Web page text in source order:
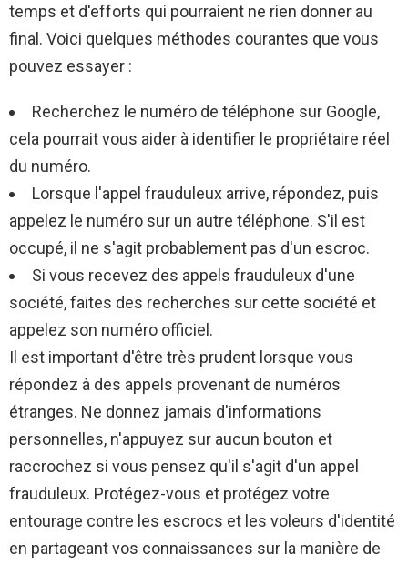
temps et d'efforts qui pourraient ne rien donner au
final. Voici quelques méthodes courantes que vous
pouvez essayer :
Recherchez le numéro de téléphone sur Google,
cela pourrait vous aider à identifier le propriétaire réel
du numéro.
Lorsque l'appel frauduleux arrive, répondez, puis
appelez le numéro sur un autre téléphone. S'il est
occupé, il ne s'agit probablement pas d'un escroc.
Si vous recevez des appels frauduleux d'une
société, faites des recherches sur cette société et
appelez son numéro officiel.
Il est important d'être très prudent lorsque vous
répondez à des appels provenant de numéros
étranges. Ne donnez jamais d'informations
personnelles, n'appuyez sur aucun bouton et
raccrochez si vous pensez qu'il s'agit d'un appel
frauduleux. Protégez-vous et protégez votre
entourage contre les escrocs et les voleurs d'identité
en partageant vos connaissances sur la manière de